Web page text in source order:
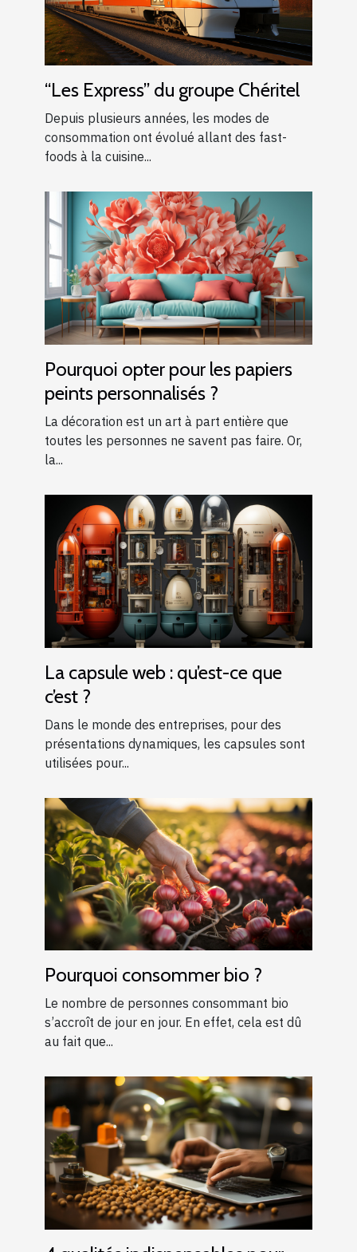
“Les Express” du groupe Chéritel
Depuis plusieurs années, les modes de
consommation ont évolué allant des fast-
foods à la cuisine...
Pourquoi opter pour les papiers
peints personnalisés ?
La décoration est un art à part entière que
toutes les personnes ne savent pas faire. Or,
la...
La capsule web : qu’est-ce que
c’est ?
Dans le monde des entreprises, pour des
présentations dynamiques, les capsules sont
utilisées pour...
Pourquoi consommer bio ?
Le nombre de personnes consommant bio
s’accroît de jour en jour. En effet, cela est dû
au fait que...